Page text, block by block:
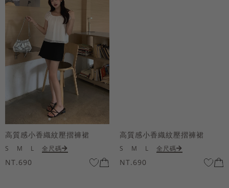
高質感小香織紋壓摺褲裙
S M L 全尺碼
NT.690
高質感小香織紋壓摺褲裙
S M L 全尺碼
NT.690